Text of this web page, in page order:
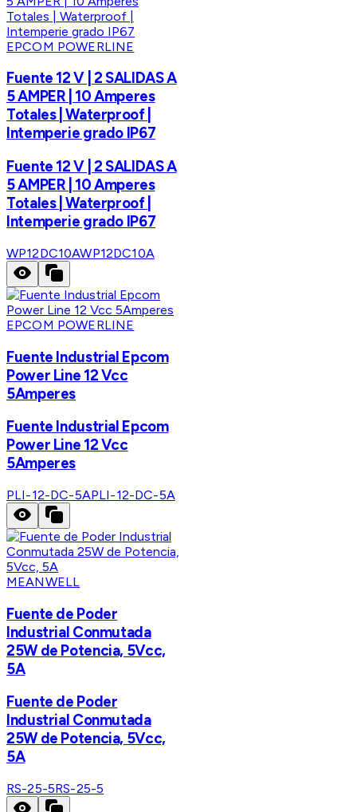
EPCOM POWERLINE
Fuente 12 V | 2 SALIDAS A
5 AMPER | 10 Amperes
Totales | Waterproof |
Intemperie grado IP67
Fuente 12 V | 2 SALIDAS A
5 AMPER | 10 Amperes
Totales | Waterproof |
Intemperie grado IP67
WP12DC10AWP12DC10A
EPCOM POWERLINE
Fuente Industrial Epcom
Power Line 12 Vcc
5Amperes
Fuente Industrial Epcom
Power Line 12 Vcc
5Amperes
PLI-12-DC-5APLI-12-DC-5A
MEANWELL
Fuente de Poder
Industrial Conmutada
25W de Potencia, 5Vcc,
5A
Fuente de Poder
Industrial Conmutada
25W de Potencia, 5Vcc,
5A
RS-25-5RS-25-5